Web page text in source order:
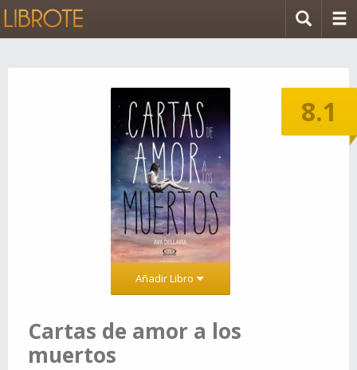
8.1
Añadir Libro
Cartas de amor a los
muertos